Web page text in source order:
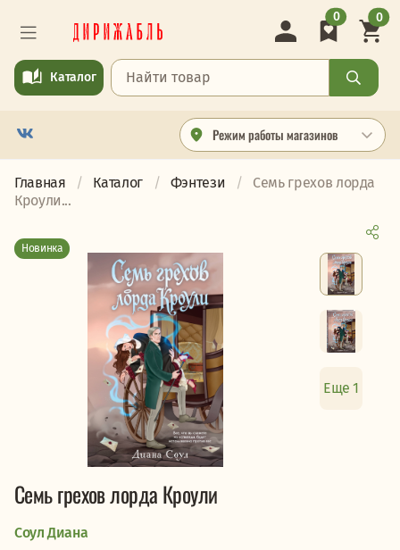
Режим работы магазинов
Каталог
0 0
Главная Каталог Фэнтези
Семь грехов лорда
Кроули...
Новинка
Еще 1
Семь грехов лорда Кроули
Соул Диана